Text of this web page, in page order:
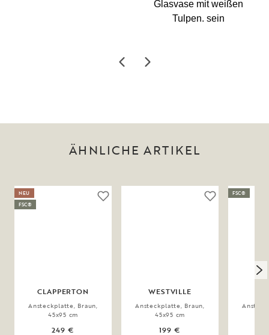
ÄHNLICHE ARTIKEL
CLAPPERTON
Ansteckplatte, Braun,
45x95 cm
249 €
NEU
FSC®
WESTVILLE
Ansteckplatte, Braun,
45x95 cm
199 €
FSC®